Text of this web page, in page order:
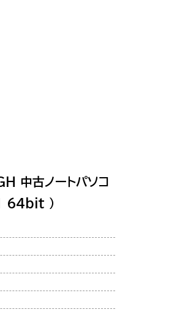
古ノートパソコ
64bit ）